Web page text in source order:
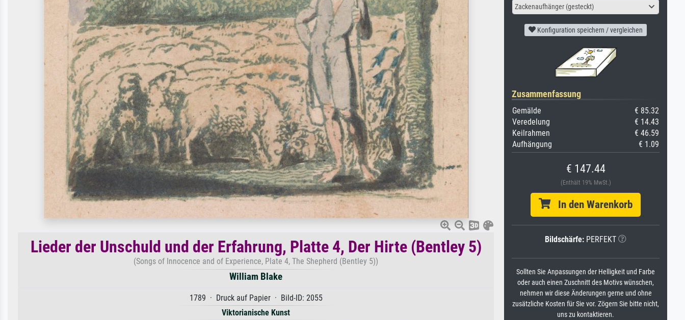
Lieder der Unschuld und der Erfahrung, Platte 4, Der Hirte (Bentley 5)
(Songs of Innocence and of Experience, Plate 4, The Shepherd (Bentley 5))
William Blake
1789 · Druck auf Papier · Bild-ID: 2055
Viktorianische Kunst
Zackenaufhänger (gesteckt)
Konfiguration speichern / vergleichen
Zusammenfassung
Gemälde
€ 85.32
Veredelung
€ 14.43
Keilrahmen
€ 46.59
Aufhängung
€ 1.09
€ 147.44
(Enthält 19% MwSt.)
In den Warenkorb
Bildschärfe: PERFEKT
Sollten Sie Anpassungen der Helligkeit und Farbe
oder auch einen Zuschnitt des Motivs wünschen,
nehmen wir diese Änderungen gerne und ohne
zusätzliche Kosten für Sie vor. Zögern Sie bitte nicht,
uns zu kontaktieren.